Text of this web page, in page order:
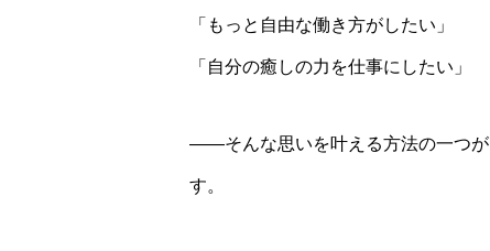
「もっと自由な働き方がしたい」
「自分の癒しの力を仕事にしたい」
——そんな思いを叶える方法の一つが
す。